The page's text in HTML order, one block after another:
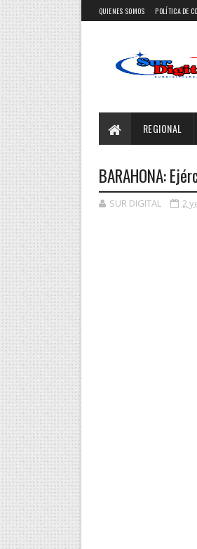
QUIENES SOMOS POLÍTICA DE
REGIONAL
BARAHONA:
SUR DIGITAL 2